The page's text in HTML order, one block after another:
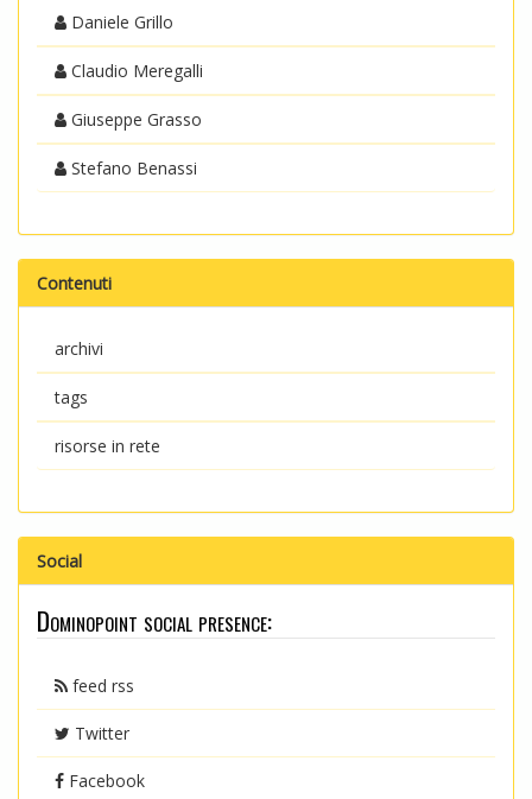
Daniele Grillo
Claudio Meregalli
Giuseppe Grasso
Stefano Benassi
Contenuti
archivi
tags
risorse in rete
Social
Dominopoint social presence:
feed rss
Twitter
Facebook